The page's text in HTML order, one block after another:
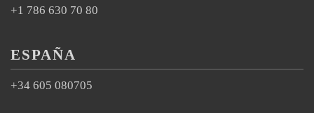
+1 786 630 70 80
ESPAÑA
+34 605 080705